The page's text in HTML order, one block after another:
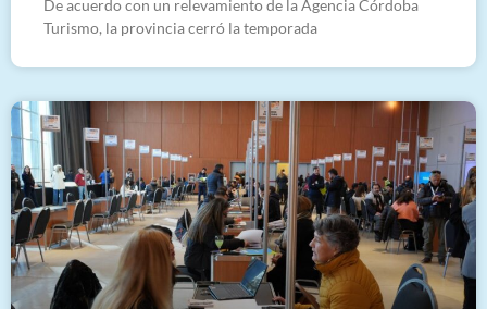
las vacaciones de invierno
De acuerdo con un relevamiento de la Agencia Córdoba
Turismo, la provincia cerró la temporada